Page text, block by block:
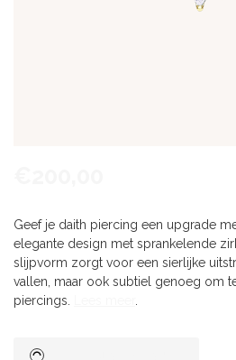
Geef je daith piercing een upgrade
elegante design met sprankelende
slijpvorm zorgt voor een sierlijke
vallen, maar ook subtiel genoeg om
piercings.